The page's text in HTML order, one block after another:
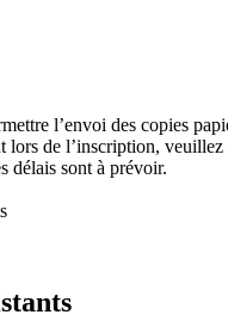
l’envoi des copies
lors de l’inscription,
délais sont à prévoir.